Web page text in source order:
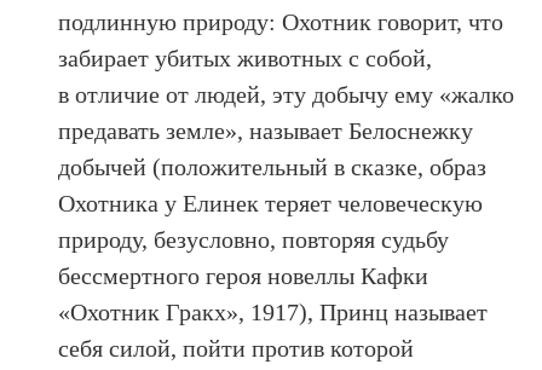
подлинную природу: Охотник говорит, что
забирает убитых животных с собой,
в отличие от людей, эту добычу ему «жалко
предавать земле», называет Белоснежку
добычей (положительный в сказке, образ
Охотника у Елинек теряет человеческую
природу, безусловно, повторяя судьбу
бессмертного героя новеллы Кафки
«Охотник Гракх», 1917), Принц называет
себя силой, пойти против которой